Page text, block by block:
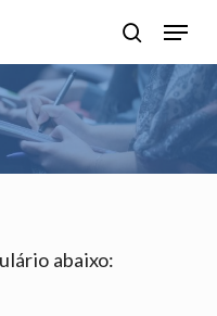
search
Menu
abaixo: